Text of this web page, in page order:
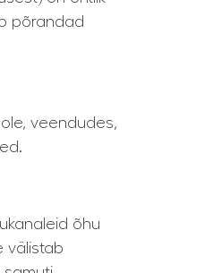
põrandad
veendudes,
õhu
välistab